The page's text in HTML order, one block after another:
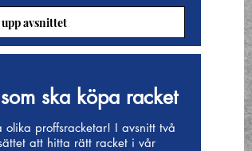
upp avsnittet
ska köpa racket
olika proffsracketar! I avsnitt två
att hitta rätt racket i vår